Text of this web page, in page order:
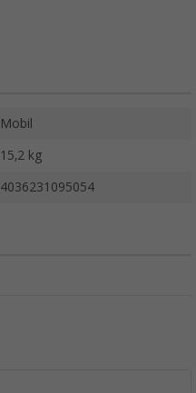
Mobil
15,2 kg
4036231095054